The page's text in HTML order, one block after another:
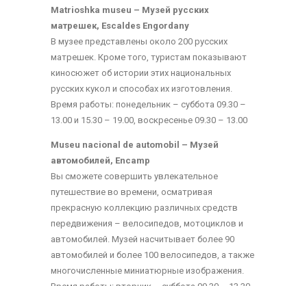
Matrioshka museu – Музeй русских
матрешек, Escaldes Engordany
В музее представлены около 200 русских
матрешек. Кроме того, туристам показывают
киносюжет об истории этих национальных
русских кукол и способах их изготовления.
Время работы: понедельник – субботa 09.30 –
13.00 и 15.30 – 19.00, воскрeсeньe 09.30 – 13.00
Museu nacional de automobil – Музeй
aвтомобилeй, Encamp
Вы сможете совершить увлекательное
путешествие во времени, осматривая
прекрасную коллекцию различных средств
передвижения – велосипедов, мотоциклов и
автомобилей. Музей насчитывает более 90
автомобилей и более 100 велосипедов, а также
многочисленные миниатюрные изображения.